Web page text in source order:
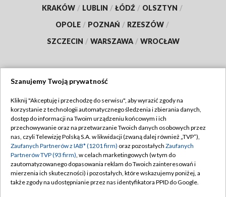
KRAKÓW / LUBLIN / ŁÓDŹ / OLSZTYN /
OPOLE / POZNAŃ / RZESZÓW /
SZCZECIN / WARSZAWA / WROCŁAW
TVP
Abonament TVP
Emisja w TVP
Centrum informacji TVP
Naziemna Telewizja Cyfrowa
Regulamin TVP
Polityka prywatności
Moje zgody
Pomoc
Szanujemy Twoją prywatność
Kliknij "Akceptuję i przechodzę do serwisu", aby wyrazić zgody na
korzystanie z technologii automatycznego śledzenia i zbierania danych,
dostęp do informacji na Twoim urządzeniu końcowym i ich
przechowywanie oraz na przetwarzanie Twoich danych osobowych przez
nas, czyli Telewizję Polską S.A. w likwidacji (zwaną dalej również „TVP”),
Zaufanych Partnerów z IAB* (1201 firm) oraz pozostałych Zaufanych
Partnerów TVP (93 firm), w celach marketingowych (w tym do
zautomatyzowanego dopasowania reklam do Twoich zainteresowań i
mierzenia ich skuteczności) i pozostałych, które wskazujemy poniżej, a
także zgody na udostępnianie przez nas identyfikatora PPID do Google.